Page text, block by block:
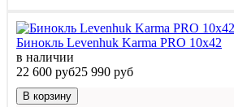
Бинокль Levenhuk Karma PRO 10x42
в наличии
22 600 руб25 990 руб
В корзину